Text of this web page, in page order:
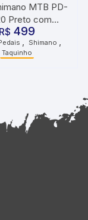
MTB PD-
Preto com
Taquinho
R$ 499
Shimano
Taquinho